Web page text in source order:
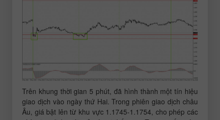
Trên khung thời gian 5 phút, đã hình thành một tín hiệu
giao dịch vào ngày thứ Hai. Trong phiên giao dịch châu
Âu, giá bật lên từ khu vực 1.1745-1.1754, cho phép các